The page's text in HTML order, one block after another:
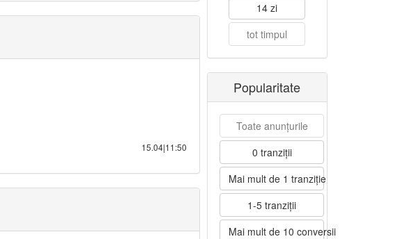
15.04|11:50
14 zi
tot timpul
Popularitate
Toate anunțurile
0 tranziții
Mai mult de 1 tranziție
1-5 tranziții
Mai mult de 10 conversii